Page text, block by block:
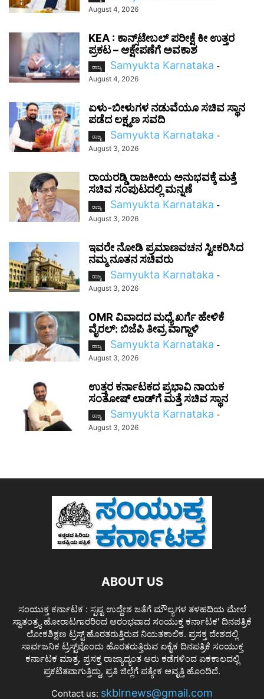
August 4, 2026
KEA : ಕಾನ್ಸ್‌ಟೇಬಲ್ ಪರೀಕ್ಷೆ ಕೀ ಉತ್ತರ
ಪ್ರಕಟ – ಆಕ್ಷೇಪಣೆಗೆ ಅವಕಾಶ
ರಾಜ್ಯ Samyukta Karnataka -
August 4, 2026
ಏಳು-ಬೀಳುಗಳ ನಡುವೆಯೂ ಸಚಿವ ಸ್ಥಾನ
ಪಡೆದ ಲಕ್ಷ್ಮಣ ಸವದಿ
ರಾಜ್ಯ Samyukta Karnataka -
August 3, 2026
ರಾಯರಡ್ಡಿ ರಾಜಕೀಯ ಅನುಭವಕ್ಕೆ ಮತ್ತೆ
ಸಚಿವ ಸಂಪುಟದಲ್ಲಿ ಮನ್ನಣೆ
ರಾಜ್ಯ Samyukta Karnataka -
August 3, 2026
ಇವರೇ ನೋಡಿ ಪ್ರಮಾಣವಚನ ಸ್ವೀಕರಿಸಿದ
ನಮ್ಮ ನೂತನ ಸಚಿವರು
ರಾಜ್ಯ Samyukta Karnataka -
August 3, 2026
OMR ವಿವಾದದ ಮಧ್ಯೆ ಖರ್ಗೆ ಹೇಳಿಕೆ
ವೈರಲ್: ಬಿಜೆಪಿ ತೀವ್ರ ವಾಗ್ದಾಳಿ
ರಾಜ್ಯ Samyukta Karnataka -
August 3, 2026
ಉತ್ತರ ಕರ್ನಾಟಕದ ಪ್ರಭಾವಿ ನಾಯಕ
ಸಂತೋಷ್‌ ಲಾಡ್‌ಗೆ ಮತ್ತೆ ಸಚಿವ ಸ್ಥಾನ
ರಾಜ್ಯ Samyukta Karnataka -
August 3, 2026
ABOUT US
ಸಂಯುಕ್ತ ಕರ್ನಾಟಕ : ಸ್ಪಷ್ಟ ಉದ್ದೇಶ ಜತೆಗೆ ಮೌಲ್ಯಗಳ ತಳಹದಿಯ ಮೇಲೆ
ಸ್ವಾತಂತ್ರ್ಯ ಹೋರಾಟಗಾರರಿಂದ ಆರಂಭವಾದ ಸಂಯುಕ್ತ ಕರ್ನಾಟಕ' ದಿನಪತ್ರಿಕೆ
ಲೋಕಶಿಕ್ಷಣ ಟ್ರಸ್ಟ್ ಹೊರತರುತ್ತಿರುವ ನಿಯತಕಾಲಿಕ. ಪ್ರಸಕ್ತ ದೇಶದಲ್ಲಿ
ಸಾರ್ವಜನಿಕ ಟ್ರಸ್ಟ್‌ವೊಂದು ಹೊರತರುತ್ತಿರುವ ಏಕೈಕ ದಿನಪತ್ರಿಕೆ ಸಂಯುಕ್ತ
ಕರ್ನಾಟಕ ಮಾತ್ರ. ಪ್ರಸಕ್ತ ರಾಜ್ಯಾದ್ಯಂತ ಆರು ಕಡೆಗಳಿಂದ ಏಕಕಾಲದಲ್ಲಿ
ಪ್ರಕಟಿತವಾಗುತ್ತಿದ್ದು, ಪ್ರತಿ ಜಿಲ್ಲೆಗೆ ಪತ್ಯೇಕ ಆವೃತ್ತಿ ಹೊಂದಿದೆ.
Contact us: skblrnews@gmail.com